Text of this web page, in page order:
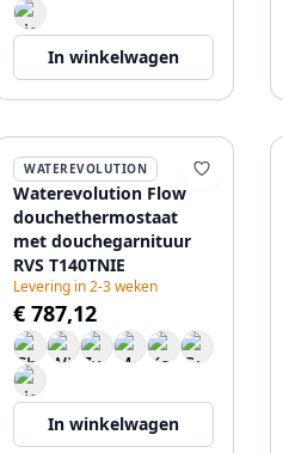
In winkelwagen
WATEREVOLUTION
Waterevolution Flow
douchethermostaat
met douchegarnituur
RVS T140TNIE
Levering in 2-3 weken
€ 787,12
In winkelwagen